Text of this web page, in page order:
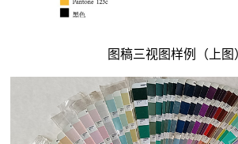
图稿三视图样例（上图